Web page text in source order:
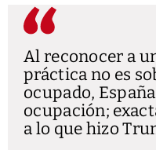
Al reconocer a
práctica no es
ocupado,
ocupación;
a lo que hizo